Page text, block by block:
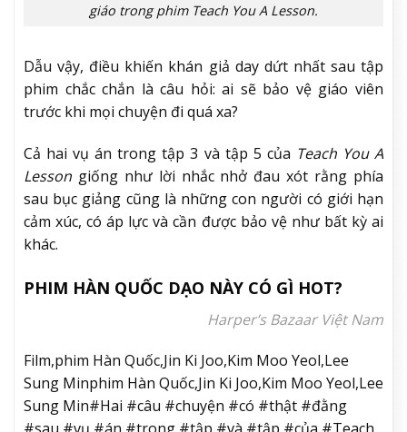
giáo trong phim Teach You A Lesson.
Dẫu vậy, điều khiến khán giả day dứt nhất sau tập
phim chắc chắn là câu hỏi: ai sẽ bảo vệ giáo viên
trước khi mọi chuyện đi quá xa?
Cả hai vụ án trong tập 3 và tập 5 của Teach You A
Lesson giống như lời nhắc nhở đau xót rằng phía
sau bục giảng cũng là những con người có giới hạn
cảm xúc, có áp lực và cần được bảo vệ như bất kỳ ai
khác.
PHIM HÀN QUỐC DẠO NÀY CÓ GÌ HOT?
Harper’s Bazaar Việt Nam
Film,phim Hàn Quốc,Jin Ki Joo,Kim Moo Yeol,Lee
Sung Minphim Hàn Quốc,Jin Ki Joo,Kim Moo Yeol,Lee
Sung Min#Hai #câu #chuyện #có #thật #đằng